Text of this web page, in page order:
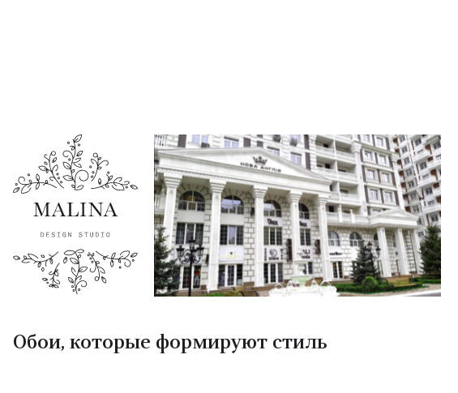
Обои, которые формируют стиль